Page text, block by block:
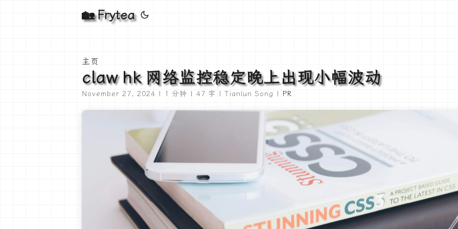
🏡 Frytea
主页
claw hk 网络监控稳定晚上出现小幅波动
November 27, 2024 | 1 分钟 | 47 字 | Tianlun Song | PR